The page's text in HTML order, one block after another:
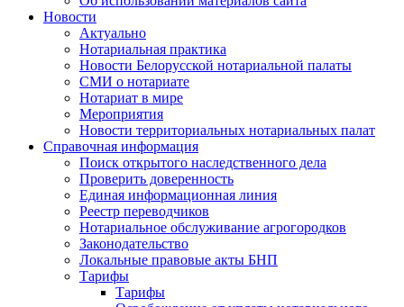
Новости
Актуально
Нотариальная практика
Новости Белорусской нотариальной палаты
СМИ о нотариате
Нотариат в мире
Мероприятия
Новости территориальных нотариальных палат
Справочная информация
Поиск открытого наследственного дела
Проверить доверенность
Единая информационная линия
Реестр переводчиков
Нотариальное обслуживание агрогородков
Законодательство
Локальные правовые акты БНП
Тарифы
Тарифы